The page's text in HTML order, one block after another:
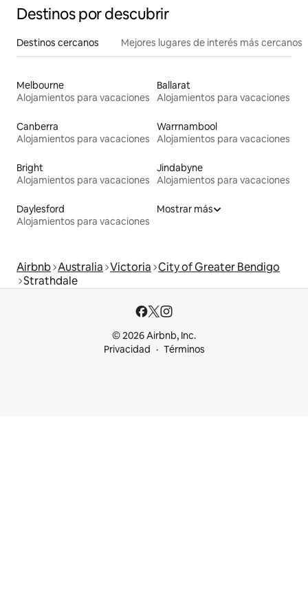
Destinos por descubrir
Destinos cercanos Mejores lugares de interés más cercanos
Melbourne
Alojamientos para vacaciones
Ballarat
Alojamientos para vacaciones
Canberra
Alojamientos para vacaciones
Warrnambool
Alojamientos para vacaciones
Bright
Alojamientos para vacaciones
Jindabyne
Alojamientos para vacaciones
Daylesford
Alojamientos para vacaciones
Mostrar más
Airbnb Australia Victoria City of Greater Bendigo
Strathdale
© 2026 Airbnb, Inc.
Privacidad
Términos